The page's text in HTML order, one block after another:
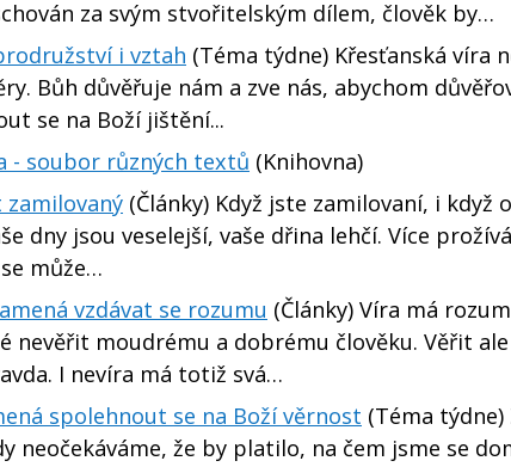
za svým stvořitelským dílem, člověk by…
i vztah (Téma týdne) Křesťanská víra
Bůh důvěřuje nám a zve nás, abychom
se na Boží jištění...
- soubor různých textů (Knihovna)
(Články) Když jste zamilovaní, i
dny jsou veselejší, vaše dřina lehčí. Více
může…
vzdávat se rozumu (Články) Víra má
nevěřit moudrému a dobrému člověku. Věřit
I nevíra má totiž svá…
spolehnout se na Boží věrnost (Téma
neočekáváme, že by platilo, na čem jsme se